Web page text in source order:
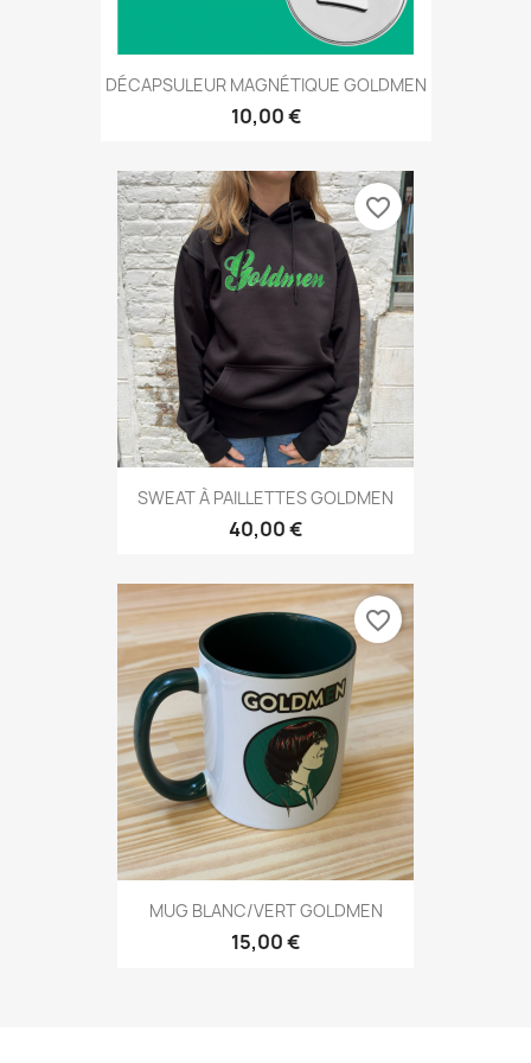
DÉCAPSULEUR MAGNÉTIQUE GOLDMEN
10,00 €
SWEAT À PAILLETTES GOLDMEN
40,00 €
favorite_border
MUG BLANC/VERT GOLDMEN
15,00 €
favorite_border